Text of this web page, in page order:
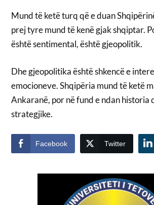
Mund të ketë turq që e duan
prej tyre mund të kenë gjak shqiptar.
është sentimental, është gjeopolitik.
Dhe gjeopolitika është shkencë e
emocioneve. Shqipëria mund të ketë
Ankaranë, por në fund e ndan historia
strategjike.
Facebook Twitter